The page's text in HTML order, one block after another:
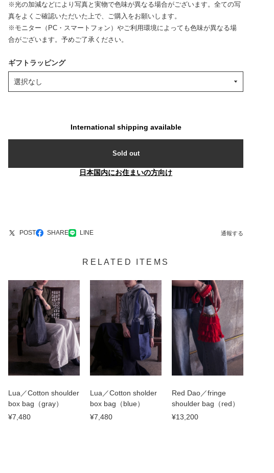
※光の加減などにより写真と実物で色味が異なる場合がございます。全ての写
真をよくご確認いただいた上で、ご購入をお願いします。
※モニター（PC・スマートフォン）やご利用環境によっても色味が異なる場
合がございます。予めご了承ください。
ギフトラッピング
International shipping available
Sold out
日本国内にお住まいの方向け
POST SHARE LINE 通報する
RELATED ITEMS
Lua／Cotton shoulder
box bag（gray）
¥7,480
Lua／Cotton sholder
box bag（blue）
¥7,480
Red Dao／fringe
shoulder bag（red）
¥13,200